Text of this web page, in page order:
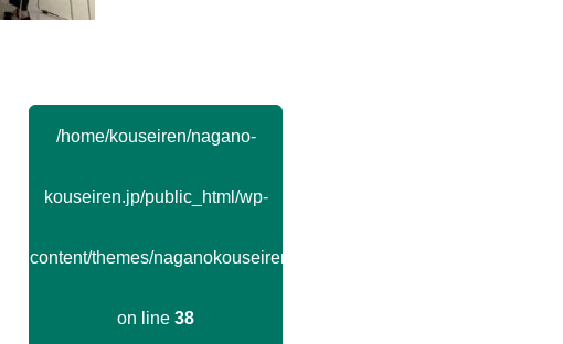
/home/kouseiren/nagano-
kouseiren.jp/public_html/wp-
content/themes/naganokouseiren/single.php
on line 38